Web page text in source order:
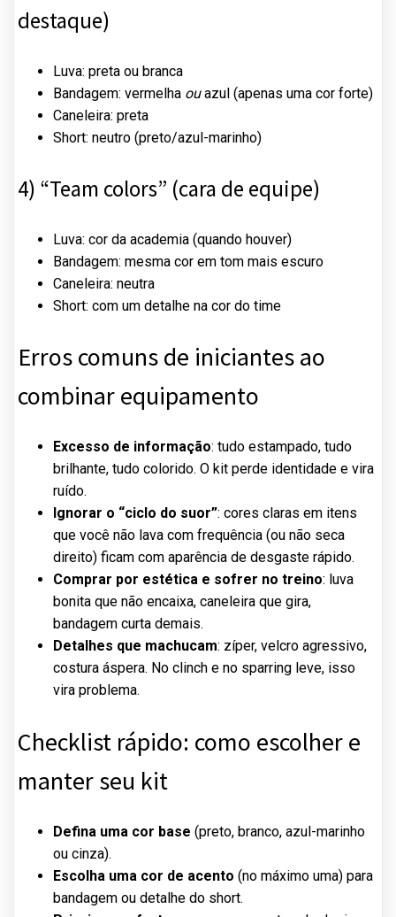
destaque)
Luva: preta ou branca
Bandagem: vermelha ouazul (apenas uma cor forte)
Caneleira: preta
Short: neutro (preto/azul-marinho)
4) “Team colors” (cara de equipe)
Luva: cor da academia (quando houver)
Bandagem: mesma cor em tom mais escuro
Caneleira: neutra
Short: com um detalhe na cor do time
Erros comuns de iniciantes ao
combinar equipamento
Excesso de informação: tudo estampado, tudo
brilhante, tudo colorido. O kit perde identidade e vira
ruído.
Ignorar o “ciclo do suor”: cores claras em itens
que você não lava com frequência (ou não seca
direito) ficam com aparência de desgaste rápido.
Comprar por estética e sofrer no treino: luva
bonita que não encaixa, caneleira que gira,
bandagem curta demais.
Detalhes que machucam: zíper, velcro agressivo,
costura áspera. No clinch e no sparring leve, isso
vira problema.
Checklist rápido: como escolher e
manter seu kit
Defina uma cor base (preto, branco, azul-marinho
ou cinza).
Escolha uma cor de acento (no máximo uma) para
bandagem ou detalhe do short.